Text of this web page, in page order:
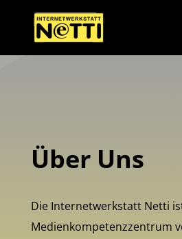
Über Uns
Die Internetwerkstatt Netti
Medienkompetenzzentrum